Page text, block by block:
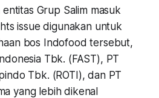
Grup Salim masuk
issue digunakan untuk
bos Indofood tersebut,
Tbk. (FAST), PT
Tbk. (ROTI), dan PT
yang lebih dikenal